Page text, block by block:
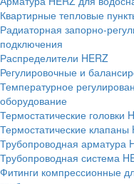
Квартирные тепловые
Радиаторная запорно-
подключения
Распределители HERZ
Регулировочные и
Температурное
оборудование
Термостатические головки
Термостатические клапаны
Трубопроводная арматура
Трубопроводная система
Фитинги компрессионные